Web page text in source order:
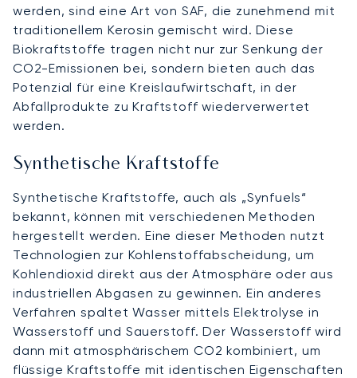
werden, sind eine Art von SAF, die zunehmend mit
traditionellem Kerosin gemischt wird. Diese
Biokraftstoffe tragen nicht nur zur Senkung der
CO2-Emissionen bei, sondern bieten auch das
Potenzial für eine Kreislaufwirtschaft, in der
Abfallprodukte zu Kraftstoff wiederverwertet
werden.
Synthetische Kraftstoffe
Synthetische Kraftstoffe, auch als „Synfuels“
bekannt, können mit verschiedenen Methoden
hergestellt werden. Eine dieser Methoden nutzt
Technologien zur Kohlenstoffabscheidung, um
Kohlendioxid direkt aus der Atmosphäre oder aus
industriellen Abgasen zu gewinnen. Ein anderes
Verfahren spaltet Wasser mittels Elektrolyse in
Wasserstoff und Sauerstoff. Der Wasserstoff wird
dann mit atmosphärischem CO2 kombiniert, um
flüssige Kraftstoffe mit identischen Eigenschaften